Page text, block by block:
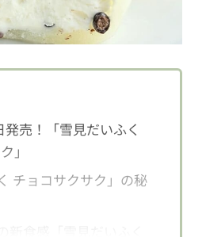
発売！「雪見だいふく
」
チョコサクサク」の秘